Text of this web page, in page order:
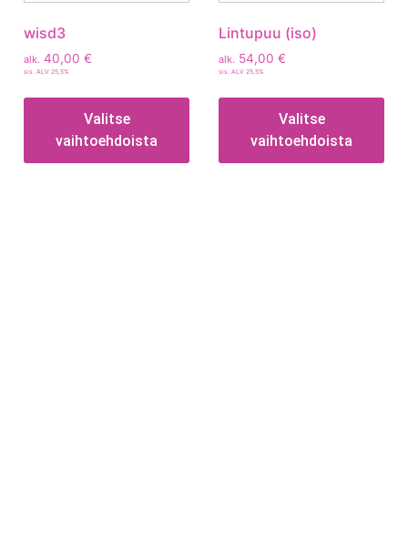
wisd3
alk. 40,00 €
sis. ALV 25,5%
Valitse
vaihtoehdoista
Lintupuu (iso)
alk. 54,00 €
sis. ALV 25,5%
Valitse
vaihtoehdoista